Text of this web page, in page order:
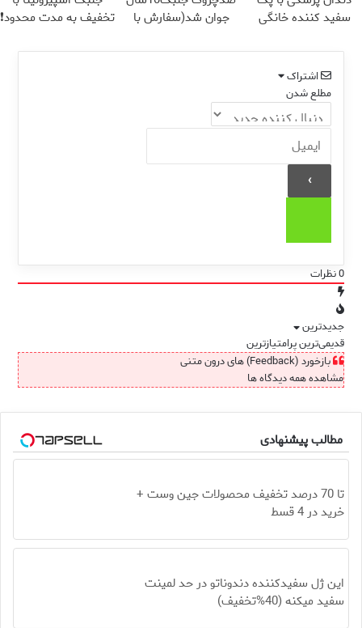
سفید کننده خانگی
جوان شد(سفارش با
تخفیف به مدت محدود❗
اشتراک
مطلع شدن
0نظرات
جدیدترین
قدیمی‌ترینپرامتیازترین
بازخورد (Feedback) های درون متنی
مشاهده همه دیدگاه ها
مطالب پیشنهادی
تا 70 درصد تخفیف محصولات جین وست +
خرید در 4 قسط
این ژل سفیدکننده دندوناتو در حد لمینت
سفید میکنه (40%تخفیف)